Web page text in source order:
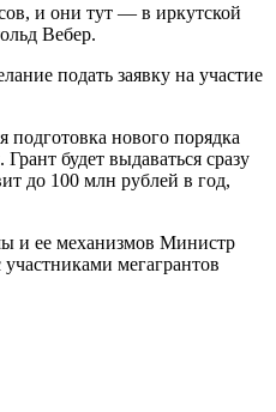
и они тут — в иркутской
Вебер.
подать заявку на участие
подготовка нового порядка
будет выдаваться сразу
до 100 млн рублей в год,
и ее механизмов Министр
мегагрантов